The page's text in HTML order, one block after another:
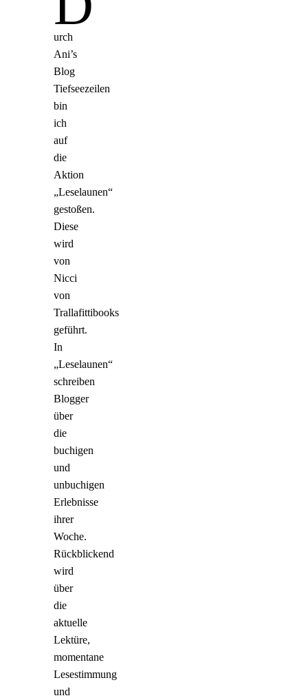
urch
Ani’s
Blog
Tiefseezeilen
bin
ich
auf
die
Aktion
„Leselaunen“
gestoßen.
Diese
wird
von
Nicci
von
Trallafittibooks
geführt.
In
„Leselaunen“
schreiben
Blogger
über
die
buchigen
und
unbuchigen
Erlebnisse
ihrer
Woche.
Rückblickend
wird
über
die
aktuelle
Lektüre,
momentane
Lesestimmung
und